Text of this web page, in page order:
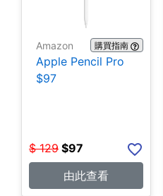
Amazon 購買指南
Apple Pencil Pro
$97
$ 129 $97
由此查看